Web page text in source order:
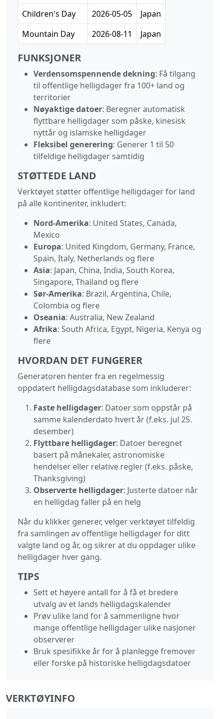
Children's Day 2026-05-05
Japan
Mountain Day
2026-08-11 Japan
FUNKSJONER
Verdensomspennende dekning: Få tilgang
til offentlige helligdager fra 100+ land og
territorier
Nøyaktige datoer: Beregner automatisk
flyttbare helligdager som påske, kinesisk
nyttår og islamske helligdager
Fleksibel generering: Generer 1 til 50
tilfeldige helligdager samtidig
STØTTEDE LAND
Verktøyet støtter offentlige helligdager for land
på alle kontinenter, inkludert:
Nord-Amerika: United States, Canada,
Mexico
Europa: United Kingdom, Germany, France,
Spain, Italy, Netherlands og flere
Asia: Japan, China, India, South Korea,
Singapore, Thailand og flere
Sør-Amerika: Brazil, Argentina, Chile,
Colombia og flere
Oseania: Australia, New Zealand
Afrika: South Africa, Egypt, Nigeria, Kenya og
flere
HVORDAN DET FUNGERER
Generatoren henter fra en regelmessig
oppdatert helligdagsdatabase som inkluderer:
Faste helligdager: Datoer som oppstår på
samme kalenderdato hvert år (f.eks. jul 25.
desember)
Flyttbare helligdager: Datoer beregnet
basert på månekaler, astronomiske
hendelser eller relative regler (f.eks. påske,
Thanksgiving)
Observerte helligdager: Justerte datoer når
en helligdag faller på en helg
Når du klikker generer, velger verktøyet tilfeldig
fra samlingen av offentlige helligdager for ditt
valgte land og år, og sikrer at du oppdager ulike
helligdager hver gang.
TIPS
Sett et høyere antall for å få et bredere
utvalg av et lands helligdagskalender
Prøv ulike land for å sammenligne hvor
mange offentlige helligdager ulike nasjoner
observerer
Bruk spesifikke år for å planlegge fremover
eller forske på historiske helligdagsdatoer
VERKTØYINFO